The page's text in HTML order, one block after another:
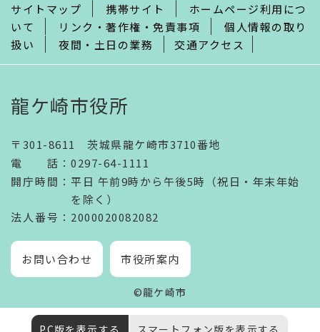
サイトマップ 携帯サイト
ホームページ利用につ
いて
リンク・著作権・免責事項
個人情報の取り
扱い
夜間・土日の業務 交通アクセス
龍ケ崎市役所
〒301-8611 茨城県龍ケ崎市3710番地
電話 ： 0297-64-1111
開庁時間 ： 平日 午前9時から午後5時（祝日・年末年始
を除く）
法人番号 ：2000020082082
お問い合わせ 市役所案内
©龍ケ崎市
PC版を表示する スマートフォン版を表示する